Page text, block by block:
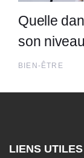
Quelle
son niveau
BIEN-ÊTRE
LIENS UTILES